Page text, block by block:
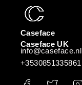
Caseface
Caseface UK
info@caseface.nl
+3530851335861